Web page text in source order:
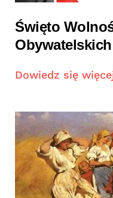
Święto
Obywatelskich
Dowiedz się